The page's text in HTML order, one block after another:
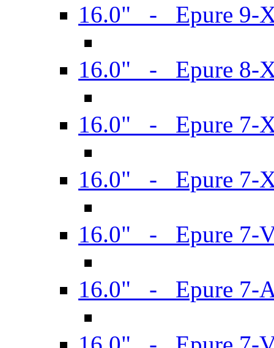
16.0" - Epure 9-
16.0" - Epure 8-
16.0" - Epure 7-
16.0" - Epure 7-
16.0" - Epure 7-
16.0" - Epure 7-